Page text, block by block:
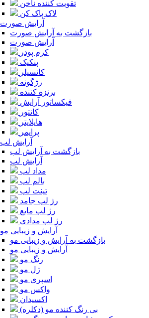
تقویت کننده ناخن
لاک پاک کن
آرایش صورت
بازگشت به آرایش صورت
آرایش صورت
کرم پودر
پنکیک
کانسیلر
رژگونه
برنزه کننده
فیکساتور آرایش
کانتور
هایلایتر
پرایمر
آرایش لب
بازگشت به آرایش لب
آرایش لب
مداد لب
بالم لب
تینت لب
رژ لب جامد
رژ لب مایع
رژ لب مدادی
آرایش و زیبایی مو
بازگشت به آرایش و زیبایی مو
آرایش و زیبایی مو
رنگ مو
ژل مو
اسپری مو
واکس مو
اکسیدان
بی رنگ کننده مو (دکلره)